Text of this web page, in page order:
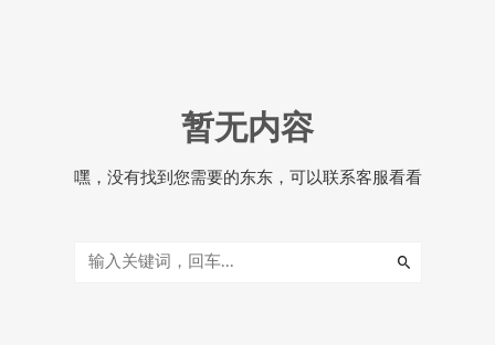
暂无内容
嘿，没有找到您需要的东东，可以联系客服看看